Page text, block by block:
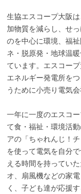
生協エスコープ大阪
加物質を減らし、せ
のを中心に環境、福
ネ・脱原発・地球温
ています。エスコー
エネルギー発電所を
うために小売り電気
一年に一度のエスコ
て食・福祉・環境活
アの「ちゃれんじ！
を使って電気を自分
える時間を持ってい
オ、扇風機などの家
く、子ども達が応援